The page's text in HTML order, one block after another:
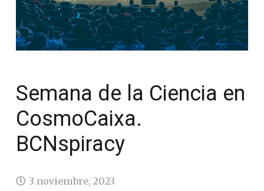
Semana de la Ciencia en
CosmoCaixa.
BCNspiracy
3 noviembre, 2023